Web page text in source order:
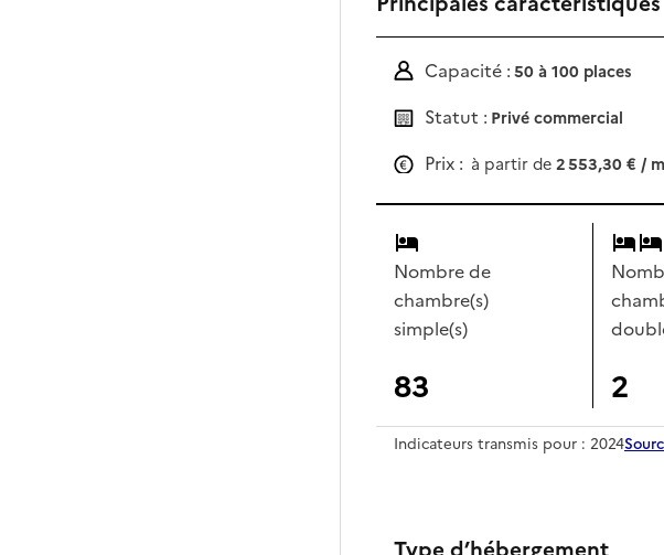
Capacité : 50 à 100 places
Statut : Privé commercial
Prix : à partir de 2 553,30 € /
Nombre de
chambre(s)
simple(s)
83 2
Indicateurs transmis pour : 2024
Type d’hébergement